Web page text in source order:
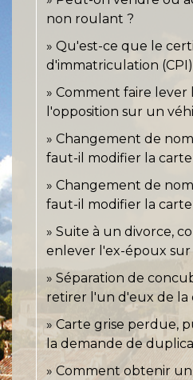
non roulant ?
Qu'est-ce que le
d'immatriculation
Comment faire lever
l'opposition sur un
Changement de
faut-il modifier la carte
Changement de
faut-il modifier la carte
Suite à un divorce,
enlever l'ex-époux sur
Séparation de
retirer l'un d'eux de la
Carte grise perdue,
la demande de
Comment obtenir